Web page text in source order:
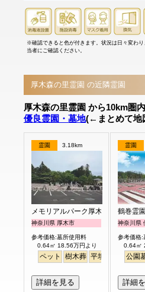
※確認できると色が付きます。状況は日々変わり
当者にご確認ください。
厚木森の里霊園 の近隣霊園
厚木森の里霊園 から10km圏
優良霊園・墓地(←まとめて地
霊園 3.18km
メモリアルパーク厚木ふるさとの丘
神奈川県 厚木市
参考価格:墓所使用料
0.64㎡ 18.56万円より
ペット 樹木葬 平坦
詳細を見る
霊園
鶴巻霊
神奈川県
参考価格:
0.64㎡
公園
詳細